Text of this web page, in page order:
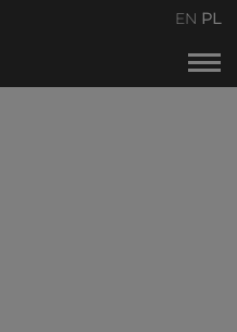
EN PL
spotkań